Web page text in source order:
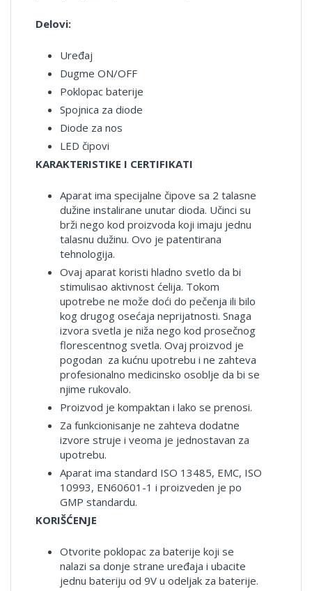
Delovi:
Uređaj
Dugme ON/OFF
Poklopac baterije
Spojnica za diode
Diode za nos
LED čipovi
KARAKTERISTIKE I CERTIFIKATI
Aparat ima specijalne čipove sa 2 talasne
dužine instalirane unutar dioda. Učinci su
brži nego kod proizvoda koji imaju jednu
talasnu dužinu. Ovo je patentirana
tehnologija.
Ovaj aparat koristi hladno svetlo da bi
stimulisao aktivnost ćelija. Tokom
upotrebe ne može doći do pečenja ili bilo
kog drugog osećaja neprijatnosti. Snaga
izvora svetla je niža nego kod prosečnog
florescentnog svetla. Ovaj proizvod je
pogodan za kućnu upotrebu i ne zahteva
profesionalno medicinsko osoblje da bi se
njime rukovalo.
Proizvod je kompaktan i lako se prenosi.
Za funkcionisanje ne zahteva dodatne
izvore struje i veoma je jednostavan za
upotrebu.
Aparat ima standard ISO 13485, EMC, ISO
10993, EN60601-1 i proizveden je po
GMP standardu.
KORIŠĆENJE
Otvorite poklopac za baterije koji se
nalazi sa donje strane uređaja i ubacite
jednu bateriju od 9V u odeljak za baterije.